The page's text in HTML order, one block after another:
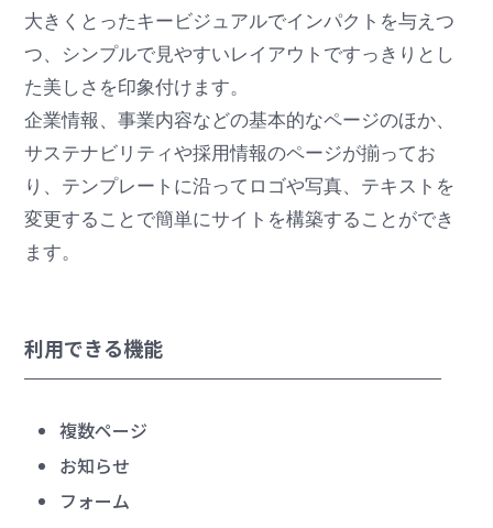
大きくとったキービジュアルでインパクトを与えつ
つ、シンプルで見やすいレイアウトですっきりとし
た美しさを印象付けます。
企業情報、事業内容などの基本的なページのほか、
サステナビリティや採用情報のページが揃ってお
り、テンプレートに沿ってロゴや写真、テキストを
変更することで簡単にサイトを構築することができ
ます。
利用できる機能
複数ページ
お知らせ
フォーム